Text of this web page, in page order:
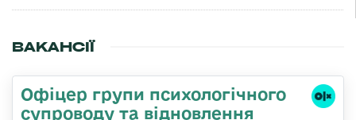
ВАКАНСІЇ
Офіцер групи психологічного
супроводу та відновлення